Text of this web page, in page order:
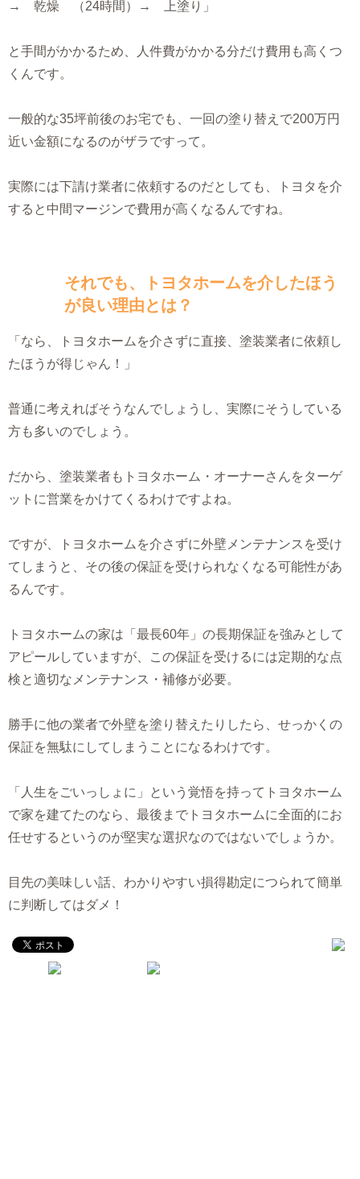
→ 乾燥 （24時間）→ 上塗り」
と手間がかかるため、人件費がかかる分だけ費用も高くつ
くんです。
一般的な35坪前後のお宅でも、一回の塗り替えで200万円
近い金額になるのがザラですって。
実際には下請け業者に依頼するのだとしても、トヨタを介
すると中間マージンで費用が高くなるんですね。
それでも、トヨタホームを介したほう
が良い理由とは？
「なら、トヨタホームを介さずに直接、塗装業者に依頼し
たほうが得じゃん！」
普通に考えればそうなんでしょうし、実際にそうしている
方も多いのでしょう。
だから、塗装業者もトヨタホーム・オーナーさんをターゲ
ットに営業をかけてくるわけですよね。
ですが、トヨタホームを介さずに外壁メンテナンスを受け
てしまうと、その後の保証を受けられなくなる可能性があ
るんです。
トヨタホームの家は「最長60年」の長期保証を強みとして
アピールしていますが、この保証を受けるには定期的な点
検と適切なメンテナンス・補修が必要。
勝手に他の業者で外壁を塗り替えたりしたら、せっかくの
保証を無駄にしてしまうことになるわけです。
「人生をごいっしょに」という覚悟を持ってトヨタホーム
で家を建てたのなら、最後までトヨタホームに全面的にお
任せするというのが堅実な選択なのではないでしょうか。
目先の美味しい話、わかりやすい損得勘定につられて簡単
に判断してはダメ！